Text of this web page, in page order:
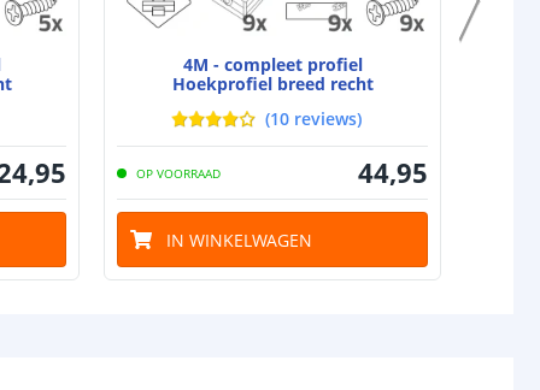
,95
4M - compleet profiel
Hoekprofiel breed recht
(10 reviews)
OP VOORRAAD 44,95
IN WINKELWAGEN